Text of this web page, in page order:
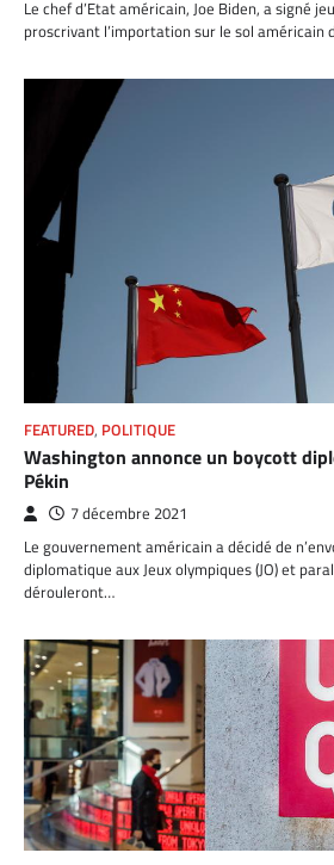
Le chef d’Etat américain, Joe Biden, a signé
proscrivant l’importation sur le sol américain
FEATURED, POLITIQUE
Washington annonce un boycott
Pékin
7 décembre 2021
Le gouvernement américain a décidé de
diplomatique aux Jeux olympiques (JO) et
dérouleront…